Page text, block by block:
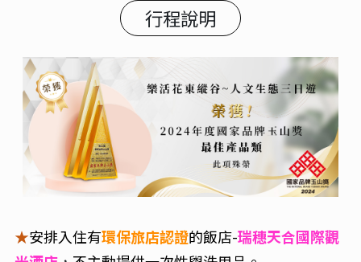
行程說明
★安排入住有環保旅店認證的飯店-瑞穗天合國際觀